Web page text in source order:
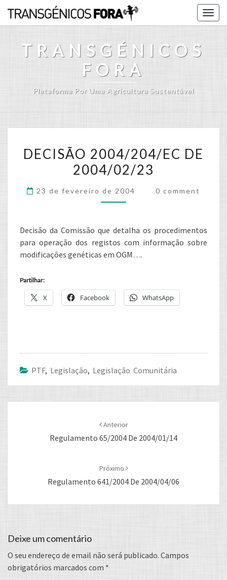
Skip
TRANSGÉNICOS
FORA
Plataforma Por Uma Agricultura Sustentável
2004/204/EC
DE
DECISÃO 2004/204/EC DE
2004/02/23
23 de fevereiro de 2004 Comments
0 comment
Decisão da Comissão que detalha os procedimentos
para operação dos registos com informação sobre
modificações genéticas em OGM….
Partilhar:
X Facebook WhatsApp
PTF, Legislação, Legislação Comunitária
Anterior
Regulamento 65/2004 De 2004/01/14
Próximo
Regulamento 641/2004 De 2004/04/06
Deixe um comentário
O seu endereço de email não será publicado. Campos
obrigatórios marcados com *